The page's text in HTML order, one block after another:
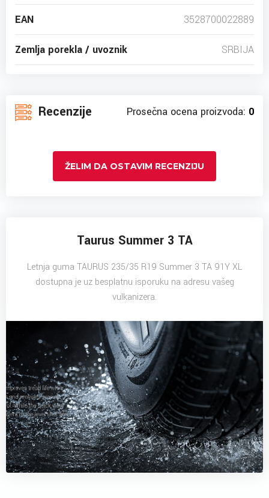
EAN 3528700022889
Zemlja porekla / uvoznik SRBIJA
Recenzije Prosečna ocena proizvoda: 0
ŽELIM DA OSTAVIM RECENZIJU
Taurus Summer 3 TA
Letnja guma TAURUS 235/35 R19 Summer 3 TA 91Y XL
dostupna je uz besplatnu isporuku na adresu vašeg
vulkanizera.